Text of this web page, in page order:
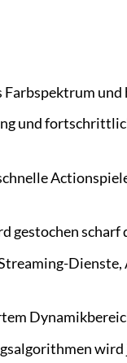
Farbspektrum
und
gestochen scharf
Dienste,
wird